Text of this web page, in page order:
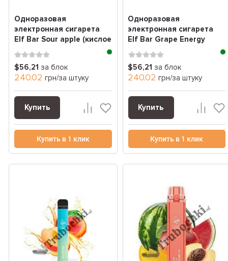
Одноразовая
электронная сигарета
Elf Bar Sour apple (кислое
яблоко) (2000 За...
$56,21 за блок
240.02 грн/за штуку
Купить
Купить в 1 клик
Одноразовая
электронная сигарета
Elf Bar Grape Energy
(виноградный
энергетик)...
$56,21 за блок
240.02 грн/за штуку
Купить
Купить в 1 клик